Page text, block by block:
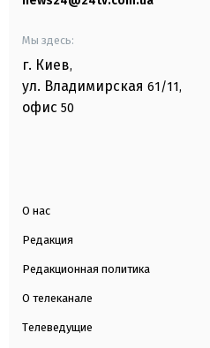
Мы здесь:
г. Киев,
ул. Владимирская 61/11,
офис 50
О нас
Редакция
Редакционная политика
О телеканале
Телеведущие